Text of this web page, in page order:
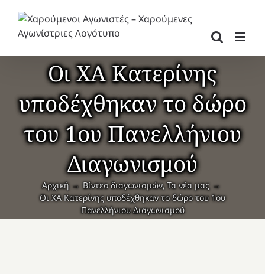
περιεχόμενο
Οι ΧΑ Κατερίνης
υποδέχθηκαν το δώρο
του 1ου Πανελλήνιου
Διαγωνισμού
Αρχική Βίντεο διαγωνισμών Τα νέα μας
Οι ΧΑ Κατερίνης υποδέχθηκαν το δώρο του 1ου
Πανελλήνιου Διαγωνισμού